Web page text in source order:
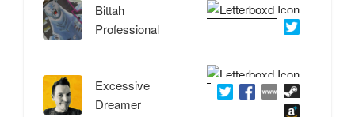
Bittah
Professional
Excessive
Dreamer